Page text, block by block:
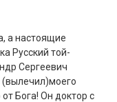
а настоящие
Русский той-
Сергеевич
(вылечил)моего
Бога! Он доктор с